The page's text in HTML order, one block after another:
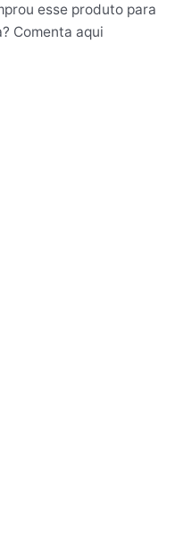
esse produto para
Comenta aqui